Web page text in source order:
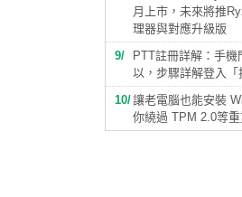
月上市，未來將推
理器與對應升級版
9
PTT註冊詳解：手
以，步驟詳解登入
10 讓老電腦也能安裝
你繞過 TPM 2.0等重